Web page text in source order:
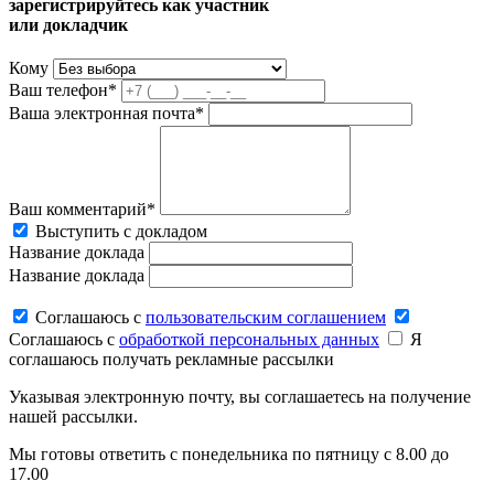
зарегистрируйтесь как участник
или докладчик
Кому
Ваш телефон*
Ваша электронная почта*
Ваш комментарий*
Выступить с докладом
Название доклада
Название доклада
Соглашаюсь c пользовательским соглашением
Соглашаюсь c обработкой персональных данных
Я
соглашаюсь получать рекламные рассылки
Указывая электронную почту, вы соглашаетесь на получение
нашей рассылки.
Мы готовы ответить с понедельника по пятницу с 8.00 до
17.00